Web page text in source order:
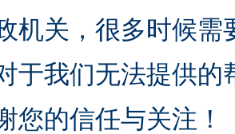
机关，很多时候
于我们无法提供
您的信任与关注！